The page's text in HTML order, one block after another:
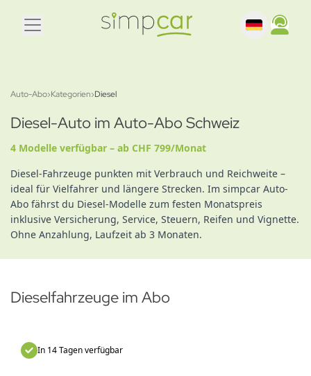
Auto-Abo›Kategorien›Diesel
Diesel-Auto im Auto-Abo Schweiz
4 Modelle verfügbar – ab CHF 799/Monat
Diesel-Fahrzeuge punkten mit Verbrauch und Reichweite –
ideal für Vielfahrer und längere Strecken. Im simpcar Auto-
Abo fährst du Diesel-Modelle zum festen Monatspreis
inklusive Versicherung, Service, Steuern, Reifen und Vignette.
Ohne Anzahlung, Laufzeit ab 3 Monaten.
Dieselfahrzeuge im Abo
In 14 Tagen verfügbar